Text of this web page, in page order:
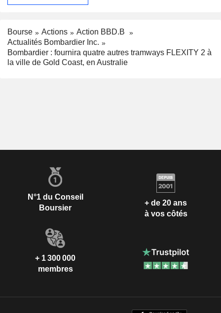
Bourse Actions
Action BBD.B
Actualités Bombardier Inc.
Bombardier : fournira quatre autres tramways FLEXITY 2 à
la ville de Gold Coast, en Australie
N°1 du Conseil
Boursier
+ de 20 ans
à vos côtés
+ 1 300 000
membres